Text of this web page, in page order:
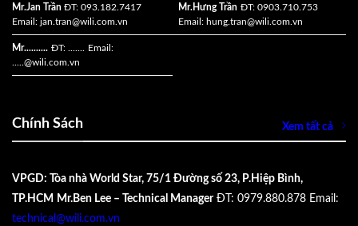
Mr.Jan Trần ĐT: 093.182.7417
Email: jan.tran@wili.com.vn
Mr.Hưng Trần ĐT: 0903.710.753
Email: hung.tran@wili.com.vn
Mr.......... ĐT: ....... Email:
.....@wili.com.vn
Chính Sách Xem tất cả
VPGD: Tòa nhà World Star, 75/1 Đường số 23, P.Hiệp Bình,
TP.HCM Mr.Ben Lee – Technical Manager ĐT: 0979.880.878 Email:
technical@wili.com.vn